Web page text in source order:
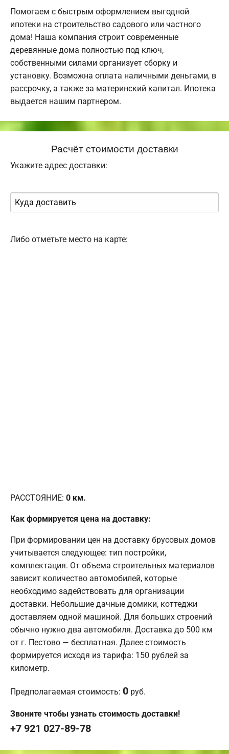
Помогаем с быстрым оформлением выгодной
ипотеки на строительство садового или частного
дома! Наша компания строит современные
деревянные дома полностью под ключ,
собственными силами организует сборку и
установку. Возможна оплата наличными деньгами, в
рассрочку, а также за материнский капитал. Ипотека
выдается нашим партнером.
Расчёт стоимости доставки
Укажите адрес доставки:
Либо отметьте место на карте:
РАССТОЯНИЕ: 0 км.
Как формируется цена на доставку:
При формировании цен на доставку брусовых домов
учитывается следующее: тип постройки,
комплектация. От объема строительных материалов
зависит количество автомобилей, которые
необходимо задействовать для организации
доставки. Небольшие дачные домики, коттеджи
доставляем одной машиной. Для больших строений
обычно нужно два автомобиля. Доставка до 500 км
от г. Пестово — бесплатная. Далее стоимость
формируется исходя из тарифа: 150 рублей за
километр.
Предполагаемая стоимость: 0 руб.
Звоните чтобы узнать стоимость доставки!
+7 921 027-89-78